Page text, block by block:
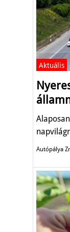
Aktuális
Autópálya